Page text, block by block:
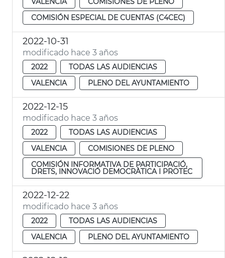
COMISIÓN ESPECIAL DE CUENTAS (C4CEC)
2022-10-31
modificado hace 3 años
2022
TODAS LAS AUDIENCIAS
VALENCIA
PLENO DEL AYUNTAMIENTO
2022-12-15
modificado hace 3 años
2022
TODAS LAS AUDIENCIAS
VALENCIA
COMISIONES DE PLENO
COMISIÓN INFORMATIVA DE PARTICIPACIÓ,
DRETS, INNOVACIÓ DEMOCRÀTICA I PROTEC
2022-12-22
modificado hace 3 años
2022
TODAS LAS AUDIENCIAS
VALENCIA
PLENO DEL AYUNTAMIENTO